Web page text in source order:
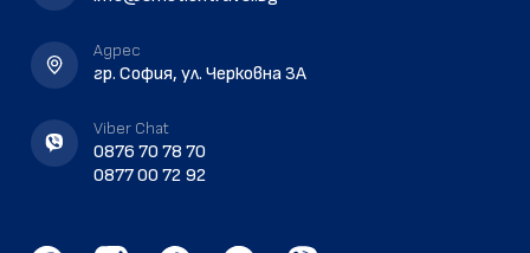
Aдрес
гр. София, ул. Черковна 3A
Viber Chat
0876 70 78 70
0877 00 72 92